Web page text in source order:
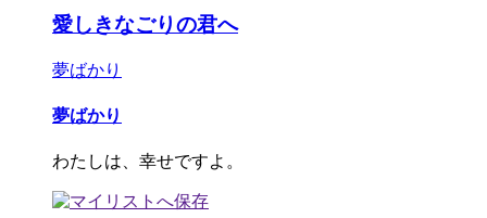
愛しきなごりの君へ
夢ばかり
夢ばかり
わたしは、幸せですよ。